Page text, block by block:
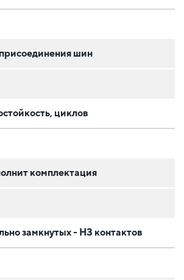
шин
циклов
комплектация
замкнутых - НЗ контактов